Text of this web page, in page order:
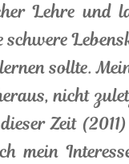
Lehre und
sollte.
nicht
Zeit
mein